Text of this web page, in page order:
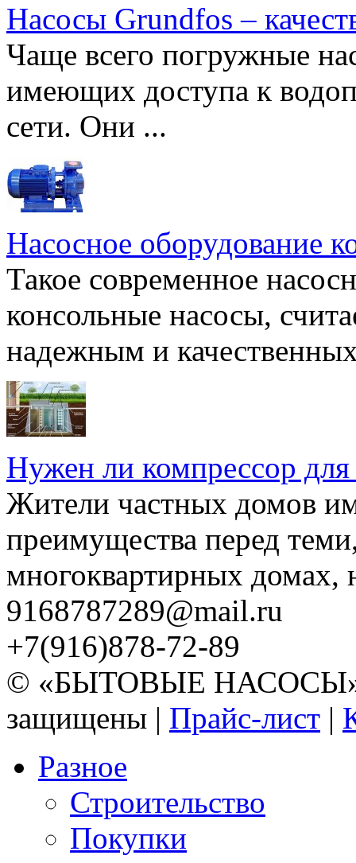
Насосы Grundfos –
Чаще всего погружные
имеющих доступа к
сети. Они ...
Насосное оборудование
Такое современное
консольные насосы,
надежным и
Нужен ли компрессор для
Жители частных домов
преимущества перед
многоквартирных домах,
9168787289@mail.ru
+7(916)878-72-89
© «БЫТОВЫЕ НАСОСЫ»
защищены | Прайс-лист |
Разное
Строительство
Покупки